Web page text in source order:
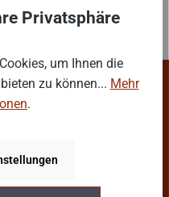
Privatsphäre
um Ihnen die
zu können... Mehr
.